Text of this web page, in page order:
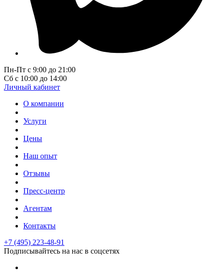
Пн-Пт с 9:00 до 21:00
Сб с 10:00 до 14:00
Личный кабинет
О компании
Услуги
Цены
Наш опыт
Отзывы
Пресс-центр
Агентам
Контакты
+7 (495) 223-48-91
Подписывайтесь на нас в соцсетях